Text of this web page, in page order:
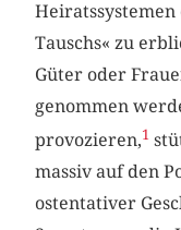
Heiratssystemen
Tauschs« zu
Güter oder
genommen
provozieren,1
massiv auf den
ostentativer